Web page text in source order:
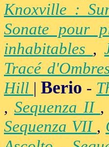
Knoxville :
Sonate pour
inhabitables ,
Tracé
Hill |Berio -
, Sequenza II
Sequenza VII ,